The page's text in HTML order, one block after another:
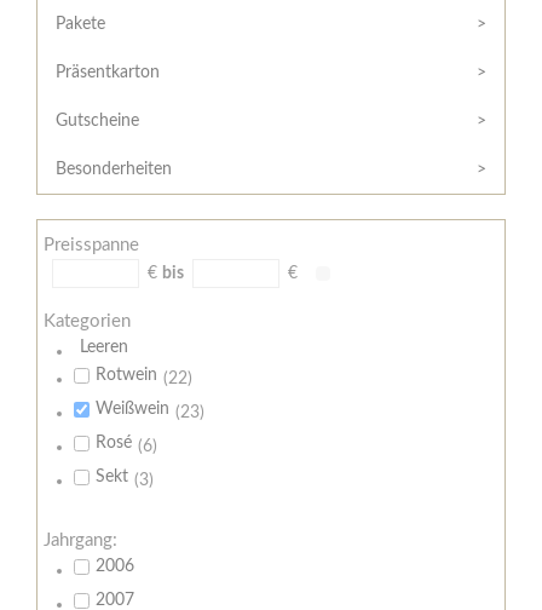
/
Widerrufsformular
AGB
und
Zahlungsbedingungen
Meine
Bestellung
Pakete
Präsentkarton
Gutscheine
Besonderheiten
Preisspanne
€ bis €
Kategorien
Leeren
Rotwein (22)
Weißwein (23)
Rosé (6)
Sekt (3)
Jahrgang:
2006
2007